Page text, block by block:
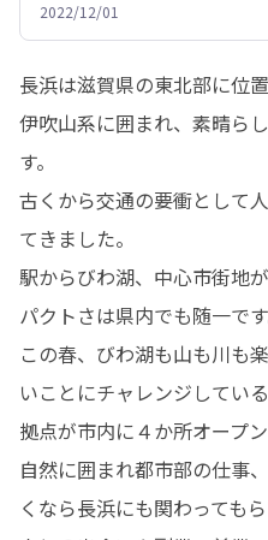
2022/12/01
長浜は滋賀県の東北部に位
伊吹山系に囲まれ、素晴ら
す。
古くから交通の要衝として
てきました。
駅からびわ湖、中心市街地
パクトさは県内でも随一です
この春、びわ湖も山も川も
いことにチャレンジしてい
拠点が市内に４か所オープン
自然に囲まれ都市部の仕事
くなら長浜にも関わってもら